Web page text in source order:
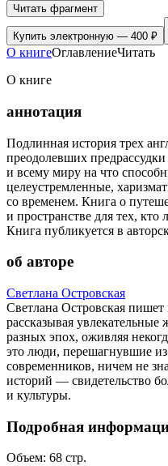
Читать фрагмент
Купить электронную — 400 ₽
О книгеОглавлениеЧитать
О книге
аннотация
Подлинная история трех
преодолевших предрассудки
и всему миру на что
целеустремленные,
со временем. Книга о
и пространстве для тех,
Книга публикуется в
об авторе
Светлана Островская
Светлана Островская
рассказывая
разных эпох, оживляя
это люди, перешагнувшие
современников, ничем не
историй — свидетельство
и культуры.
Подробная
Объем: 68 стр.